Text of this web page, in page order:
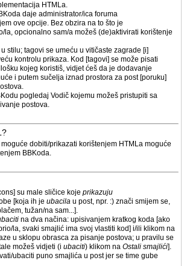
HTMLa.
daje administrator/ica foruma
ove opcije. Bez obzira na to što je
la, opcionalno sam/a možeš (de)aktivirati korištenje
stilu; tagovi se umeću u vitičaste zagrade [i]
kontrolu prikaza. Kod [tagovi] se može pisati
kojeg koristiš, vidjet ćeš da je dodavanje
i putem sučelja iznad prostora za post [poruku]
pogledaj Vodič kojemu možeš pristupiti sa
postova.
dobiti/prikazati korištenjem HTMLa moguće
BBKoda.
su male sličice koje prikazuju
[koja ih je ubacila u post, npr. :) znači smijem se,
tužan/na sam...].
na dva načina: upisivanjem kratkog koda [ako
la, svaki smajlić ima svoj vlastiti kod] i/ili klikom na
u sklopu obrasca za pisanje postova; u pravilu se
možeš vidjeti (i ubaciti) klikom na Ostali smajlići].
ubaciti puno smajlića u post jer se time gube